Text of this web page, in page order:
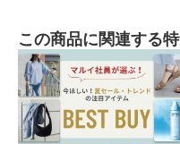
この商品に関連する